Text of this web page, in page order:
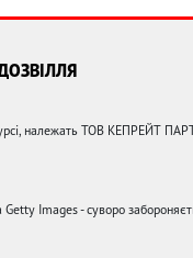
належать ТОВ КЕПРЕЙТ
Images - суворо